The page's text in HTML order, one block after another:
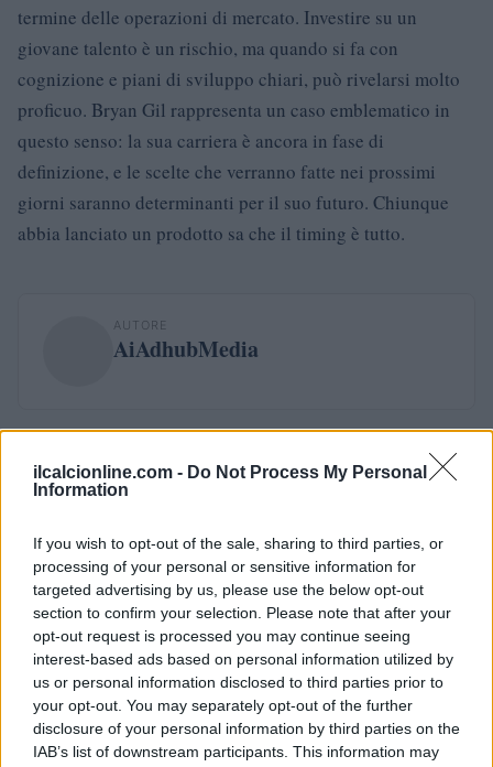
ilcalcionline.com - Do Not Process My Personal
Information
If you wish to opt-out of the sale, sharing to third parties, or
processing of your personal or sensitive information for
targeted advertising by us, please use the below opt-out
section to confirm your selection. Please note that after your
opt-out request is processed you may continue seeing
interest-based ads based on personal information utilized by
us or personal information disclosed to third parties prior to
your opt-out. You may separately opt-out of the further
disclosure of your personal information by third parties on the
IAB’s list of downstream participants. This information may
termine delle operazioni di mercato. Investire su un
giovane talento è un rischio, ma quando si fa con
cognizione e piani di sviluppo chiari, può rivelarsi molto
proficuo. Bryan Gil rappresenta un caso emblematico in
questo senso: la sua carriera è ancora in fase di
definizione, e le scelte che verranno fatte nei prossimi
giorni saranno determinanti per il suo futuro. Chiunque
abbia lanciato un prodotto sa che il timing è tutto.
AUTORE
AiAdhubMedia